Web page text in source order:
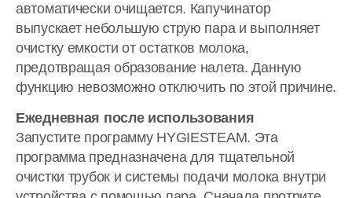
автоматически очищается. Капучинатор
выпускает небольшую струю пара и выполняет
очистку емкости от остатков молока,
предотвращая образование налета. Данную
функцию невозможно отключить по этой причине.
Ежедневная после использования
Запустите программу HYGIESTEAM. Эта
программа предназначена для тщательной
очистки трубок и системы подачи молока внутри